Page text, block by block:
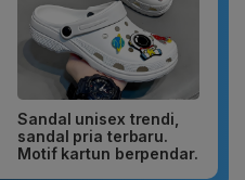
Sandal unisex trendi,
sandal pria terbaru.
Motif kartun berpendar.